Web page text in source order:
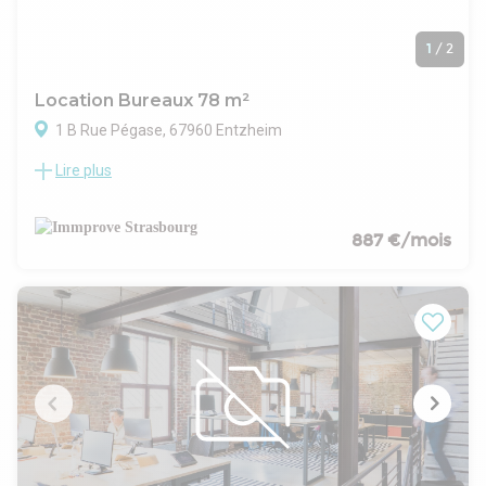
1 / 2
Location Bureaux 78 m²
1 B Rue Pégase, 67960 Entzheim
Immprove vous propose à la location des bureaux situés sur
rez-de-chaussée d'un immeuble de belles qualités. Les
bureaux sont aménagés et cloisonnés. Plusieurs
. Faux plafond luminaires encastrés
. Eclairages Led
. Sol moquette
. Climatisation réversible
. Cuisine équipée
. Sanitaires parties communes
Situation/Transports :
Aéroport Aéroport d'Entzheim
Autoroute A35 - Sortie 7 Entzheim
Lire plus
887 €/mois